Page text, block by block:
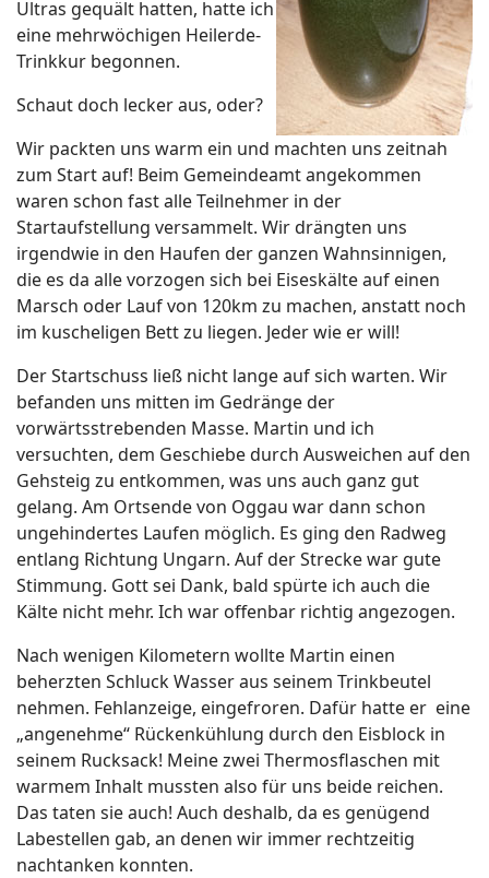
Ultras gequält hatten, hatte ich
eine mehrwöchigen Heilerde-
Trinkkur begonnen.
Schaut doch lecker aus, oder?
Wir packten uns warm ein und machten uns zeitnah
zum Start auf! Beim Gemeindeamt angekommen
waren schon fast alle Teilnehmer in der
Startaufstellung versammelt. Wir drängten uns
irgendwie in den Haufen der ganzen Wahnsinnigen,
die es da alle vorzogen sich bei Eiseskälte auf einen
Marsch oder Lauf von 120km zu machen, anstatt noch
im kuscheligen Bett zu liegen. Jeder wie er will!
Der Startschuss ließ nicht lange auf sich warten. Wir
befanden uns mitten im Gedränge der
vorwärtsstrebenden Masse. Martin und ich
versuchten, dem Geschiebe durch Ausweichen auf den
Gehsteig zu entkommen, was uns auch ganz gut
gelang. Am Ortsende von Oggau war dann schon
ungehindertes Laufen möglich. Es ging den Radweg
entlang Richtung Ungarn. Auf der Strecke war gute
Stimmung. Gott sei Dank, bald spürte ich auch die
Kälte nicht mehr. Ich war offenbar richtig angezogen.
Nach wenigen Kilometern wollte Martin einen
beherzten Schluck Wasser aus seinem Trinkbeutel
nehmen. Fehlanzeige, eingefroren. Dafür hatte er eine
„angenehme“ Rückenkühlung durch den Eisblock in
seinem Rucksack! Meine zwei Thermosflaschen mit
warmem Inhalt mussten also für uns beide reichen.
Das taten sie auch! Auch deshalb, da es genügend
Labestellen gab, an denen wir immer rechtzeitig
nachtanken konnten.